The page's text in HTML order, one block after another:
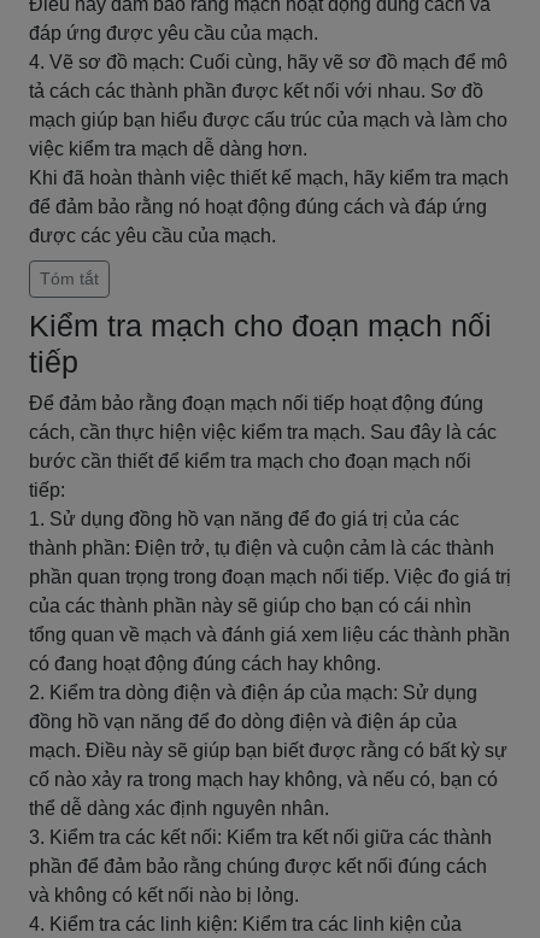
Điều này đảm bảo rằng mạch hoạt động đúng cách và
đáp ứng được yêu cầu của mạch.
4. Vẽ sơ đồ mạch: Cuối cùng, hãy vẽ sơ đồ mạch để mô
tả cách các thành phần được kết nối với nhau. Sơ đồ
mạch giúp bạn hiểu được cấu trúc của mạch và làm cho
việc kiểm tra mạch dễ dàng hơn.
Khi đã hoàn thành việc thiết kế mạch, hãy kiểm tra mạch
để đảm bảo rằng nó hoạt động đúng cách và đáp ứng
được các yêu cầu của mạch.
Tóm tắt
Kiểm tra mạch cho đoạn mạch nối
tiếp
Để đảm bảo rằng đoạn mạch nối tiếp hoạt động đúng
cách, cần thực hiện việc kiểm tra mạch. Sau đây là các
bước cần thiết để kiểm tra mạch cho đoạn mạch nối
tiếp:
1. Sử dụng đồng hồ vạn năng để đo giá trị của các
thành phần: Điện trở, tụ điện và cuộn cảm là các thành
phần quan trọng trong đoạn mạch nối tiếp. Việc đo giá trị
của các thành phần này sẽ giúp cho bạn có cái nhìn
tổng quan về mạch và đánh giá xem liệu các thành phần
có đang hoạt động đúng cách hay không.
2. Kiểm tra dòng điện và điện áp của mạch: Sử dụng
đồng hồ vạn năng để đo dòng điện và điện áp của
mạch. Điều này sẽ giúp bạn biết được rằng có bất kỳ sự
cố nào xảy ra trong mạch hay không, và nếu có, bạn có
thể dễ dàng xác định nguyên nhân.
3. Kiểm tra các kết nối: Kiểm tra kết nối giữa các thành
phần để đảm bảo rằng chúng được kết nối đúng cách
và không có kết nối nào bị lỏng.
4. Kiểm tra các linh kiện: Kiểm tra các linh kiện của